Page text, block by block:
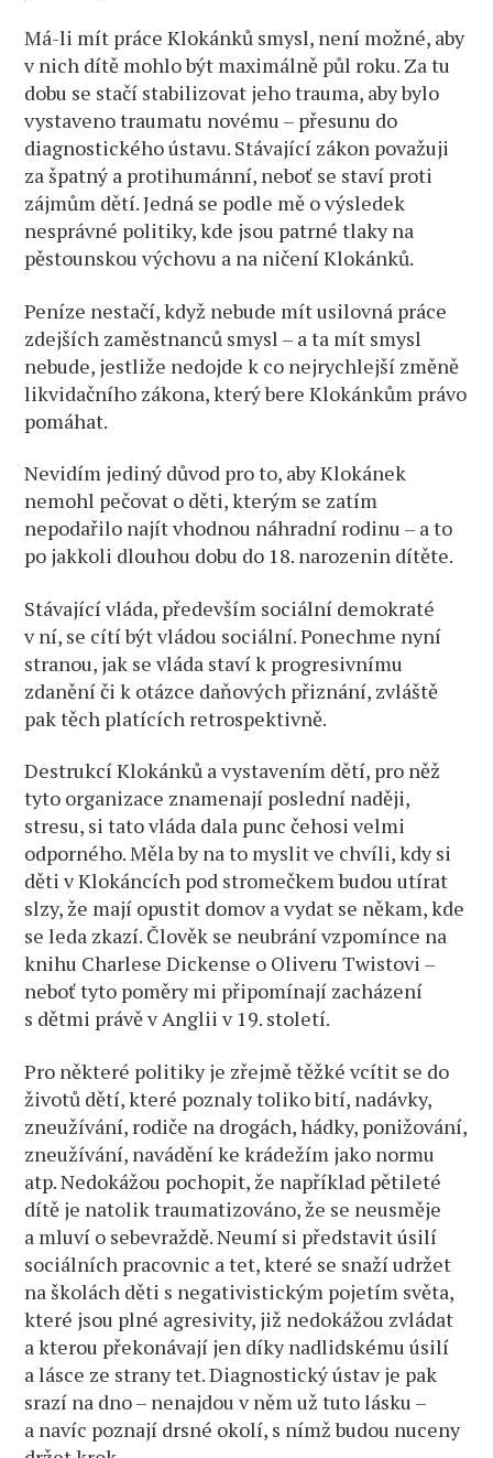
Má-li mít práce Klokánků smysl, není možné, aby
v nich dítě mohlo být maximálně půl roku. Za tu
dobu se stačí stabilizovat jeho trauma, aby bylo
vystaveno traumatu novému – přesunu do
diagnostického ústavu. Stávající zákon považuji
za špatný a protihumánní, neboť se staví proti
zájmům dětí. Jedná se podle mě o výsledek
nesprávné politiky, kde jsou patrné tlaky na
pěstounskou výchovu a na ničení Klokánků.
Peníze nestačí, když nebude mít usilovná práce
zdejších zaměstnanců smysl – a ta mít smysl
nebude, jestliže nedojde k co nejrychlejší změně
likvidačního zákona, který bere Klokánkům právo
pomáhat.
Nevidím jediný důvod pro to, aby Klokánek
nemohl pečovat o děti, kterým se zatím
nepodařilo najít vhodnou náhradní rodinu – a to
po jakkoli dlouhou dobu do 18. narozenin dítěte.
Stávající vláda, především sociální demokraté
v ní, se cítí být vládou sociální. Ponechme nyní
stranou, jak se vláda staví k progresivnímu
zdanění či k otázce daňových přiznání, zvláště
pak těch platících retrospektivně.
Destrukcí Klokánků a vystavením dětí, pro něž
tyto organizace znamenají poslední naději,
stresu, si tato vláda dala punc čehosi velmi
odporného. Měla by na to myslit ve chvíli, kdy si
děti v Klokáncích pod stromečkem budou utírat
slzy, že mají opustit domov a vydat se někam, kde
se leda zkazí. Člověk se neubrání vzpomínce na
knihu Charlese Dickense o Oliveru Twistovi –
neboť tyto poměry mi připomínají zacházení
s dětmi právě v Anglii v 19. století.
Pro některé politiky je zřejmě těžké vcítit se do
životů dětí, které poznaly toliko bití, nadávky,
zneužívání, rodiče na drogách, hádky, ponižování,
zneužívání, navádění ke krádežím jako normu
atp. Nedokážou pochopit, že například pětileté
dítě je natolik traumatizováno, že se neusměje
a mluví o sebevraždě. Neumí si představit úsilí
sociálních pracovnic a tet, které se snaží udržet
na školách děti s negativistickým pojetím světa,
které jsou plné agresivity, již nedokážou zvládat
a kterou překonávají jen díky nadlidskému úsilí
a lásce ze strany tet. Diagnostický ústav je pak
srazí na dno – nenajdou v něm už tuto lásku –
a navíc poznají drsné okolí, s nímž budou nuceny